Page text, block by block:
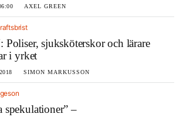
AXEL GREEN
Poliser, sjuksköterskor och lärare
i yrket
SIMON MARKUSSON
spekulationer” –